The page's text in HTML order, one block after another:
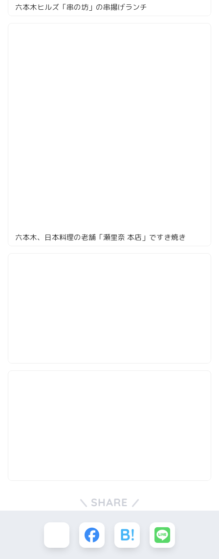
六本木ヒルズ「串の坊」の串揚げランチ
六本木、日本料理の老舗「瀬里奈 本店」ですき焼き
SHARE